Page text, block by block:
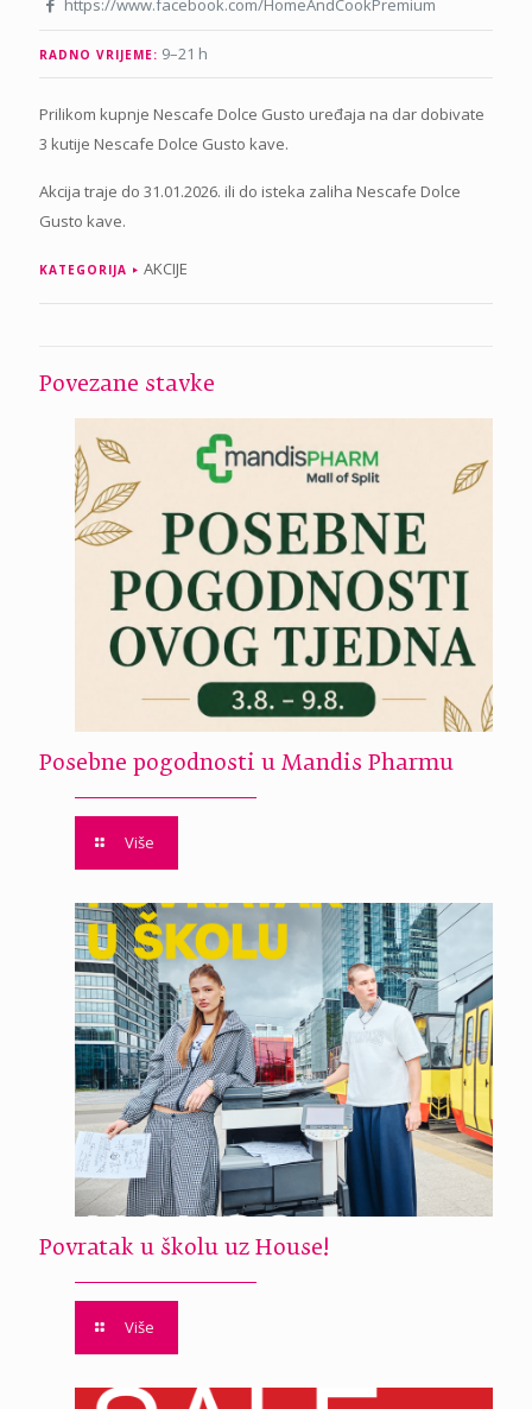
RADNO VRIJEME: 9–21 h
Prilikom kupnje Nescafe Dolce Gusto uređaja na dar dobivate
3 kutije Nescafe Dolce Gusto kave.
Akcija traje do 31.01.2026. ili do isteka zaliha Nescafe Dolce
Gusto kave.
KATEGORIJA AKCIJE
Povezane stavke
Posebne pogodnosti u Mandis Pharmu
Više
Povratak u školu uz House!
Više